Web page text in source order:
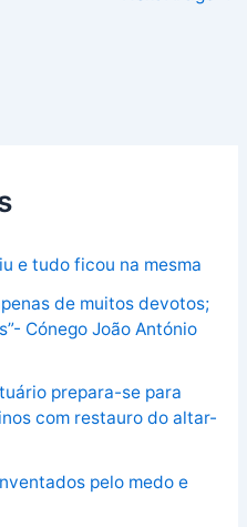
e tudo ficou na mesma
de muitos devotos;
Cónego João António
prepara-se para
com restauro do altar-
pelo medo e